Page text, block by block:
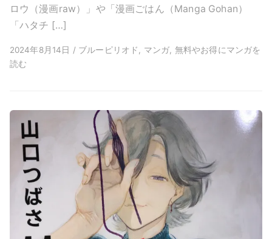
ロウ（漫画raw）」や「漫画ごはん（Manga Gohan）
「ハタチ […]
2024年8月14日 / ブルーピリオド, マンガ, 無料やお得にマンガを
読む